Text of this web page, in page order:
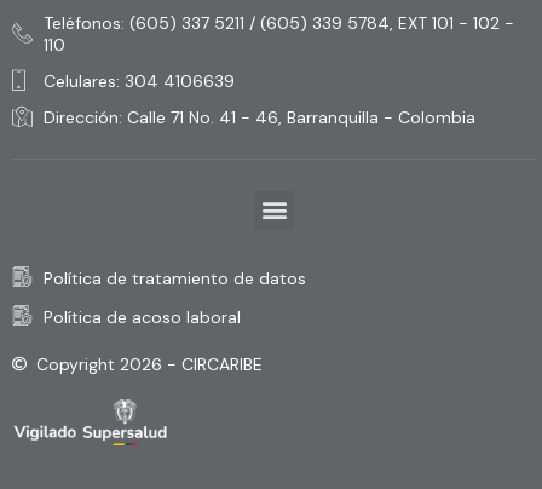
Teléfonos: (605) 337 5211 / (605) 339 5784, EXT 101 - 102 -
110
Celulares: 304 4106639
Dirección: Calle 71 No. 41 - 46, Barranquilla - Colombia
Política de tratamiento de datos
Política de acoso laboral
Copyright 2026 - CIRCARIBE